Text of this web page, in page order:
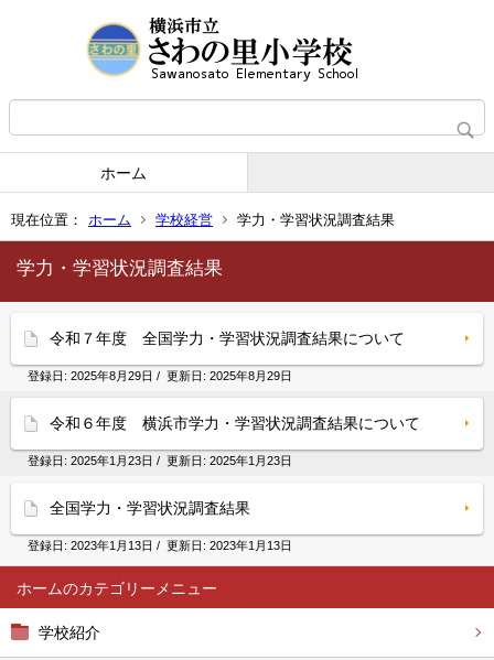
ホーム
現在位置： ホーム 学校経営 学力・学習状況調査結果
ホーム
学校紹介
学力・学習状況調査結果
令和７年度 全国学力・学習状況調査結果について
登録日: 2025年8月29日 / 更新日: 2025年8月29日
令和６年度 横浜市学力・学習状況調査結果について
登録日: 2025年1月23日 / 更新日: 2025年1月23日
全国学力・学習状況調査結果
登録日: 2023年1月13日 / 更新日: 2023年1月13日